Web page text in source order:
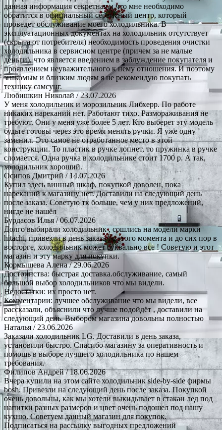
данная информация секретная и что мне необходимо
обратится в официальный сервисный центр, который
проведет обслуживание моего холодильника. В
эксплуатационных документах на холодильник отсутствует
(скрыта от потребителя) необходимость проведения очистки
холодильника в сервисном центре (причем за не малые
деньги), что является введением в заблуждение покупателя и
проявлением неуважительного к нему отношения. И поэтому
знакомым и близким людям я не рекомендую покупать
технику самсунг.
Любишкин Николай / 23.07.2026
У меня холодильник и морозильник Либхерр. По работе
никаких нареканий нет. Работают тихо. Размораживания не
требуют. Они у меня уже более 5 лет. Кто выберет эту модель
будьте готовы через это время менять ручки. Я уже одну
заменил. Это самое не отработанное место в этой
конструкции. То пластик в ручке лопнет, то пружинка в ручке
сломается. Одна ручка в холодильнике стоит 1700 р. А так,
холодильник хороший.
Осипов Дмитрий/ 14.07.2026
Купил здесь винный шкаф, покупкой доволен, пока
нареканий к магазину нет. Доставили на следующий день
после заказа. Советую тк больше, чем у них предложений,
нигде не нашёл
Бурдасов Илья/ 06.07.2026
Долго выбирали холодильник , сошлись на модели марки
hitachi, привезли в день заказа , с этого момента и до сих пор в
восторге, холодильник может буквально все ! Советую и этот
магазин и эту марку для покупки.
Кормышева Алена/ 29.06.2026
Достоинства: быстрая доставка.обслуживание, самый
большой выбор холодильников что мы видели.
Недостатки: их просто нет.
Комментарии: лучшее обслуживание что мы видели, все
рассказали, объяснили что лучше подойдёт , доставили на
следующий день. Выбором магазина довольны полностью
Наталья / 23.06.2026
Заказали холодильник LG. Доставили в день заказа,
установили быстро. Спасибо магазину за оперативность и
помощь в выборе лучшего холодильника по нашем
требования.
Филипов Андрей/ 18.06.2026
Вчера купили на этом сайте холодильник side-by-side фирмы
bosh. Привезли на следующий день после заказа. Покупкой
очень довольны, как мы хотели выкидывает в стакан лед под
напитки разных размеров и цвет очень подошел под нашу
кухню. Советуем данный магазин для покупок.
Подписаться на рассылку выгодных предложений